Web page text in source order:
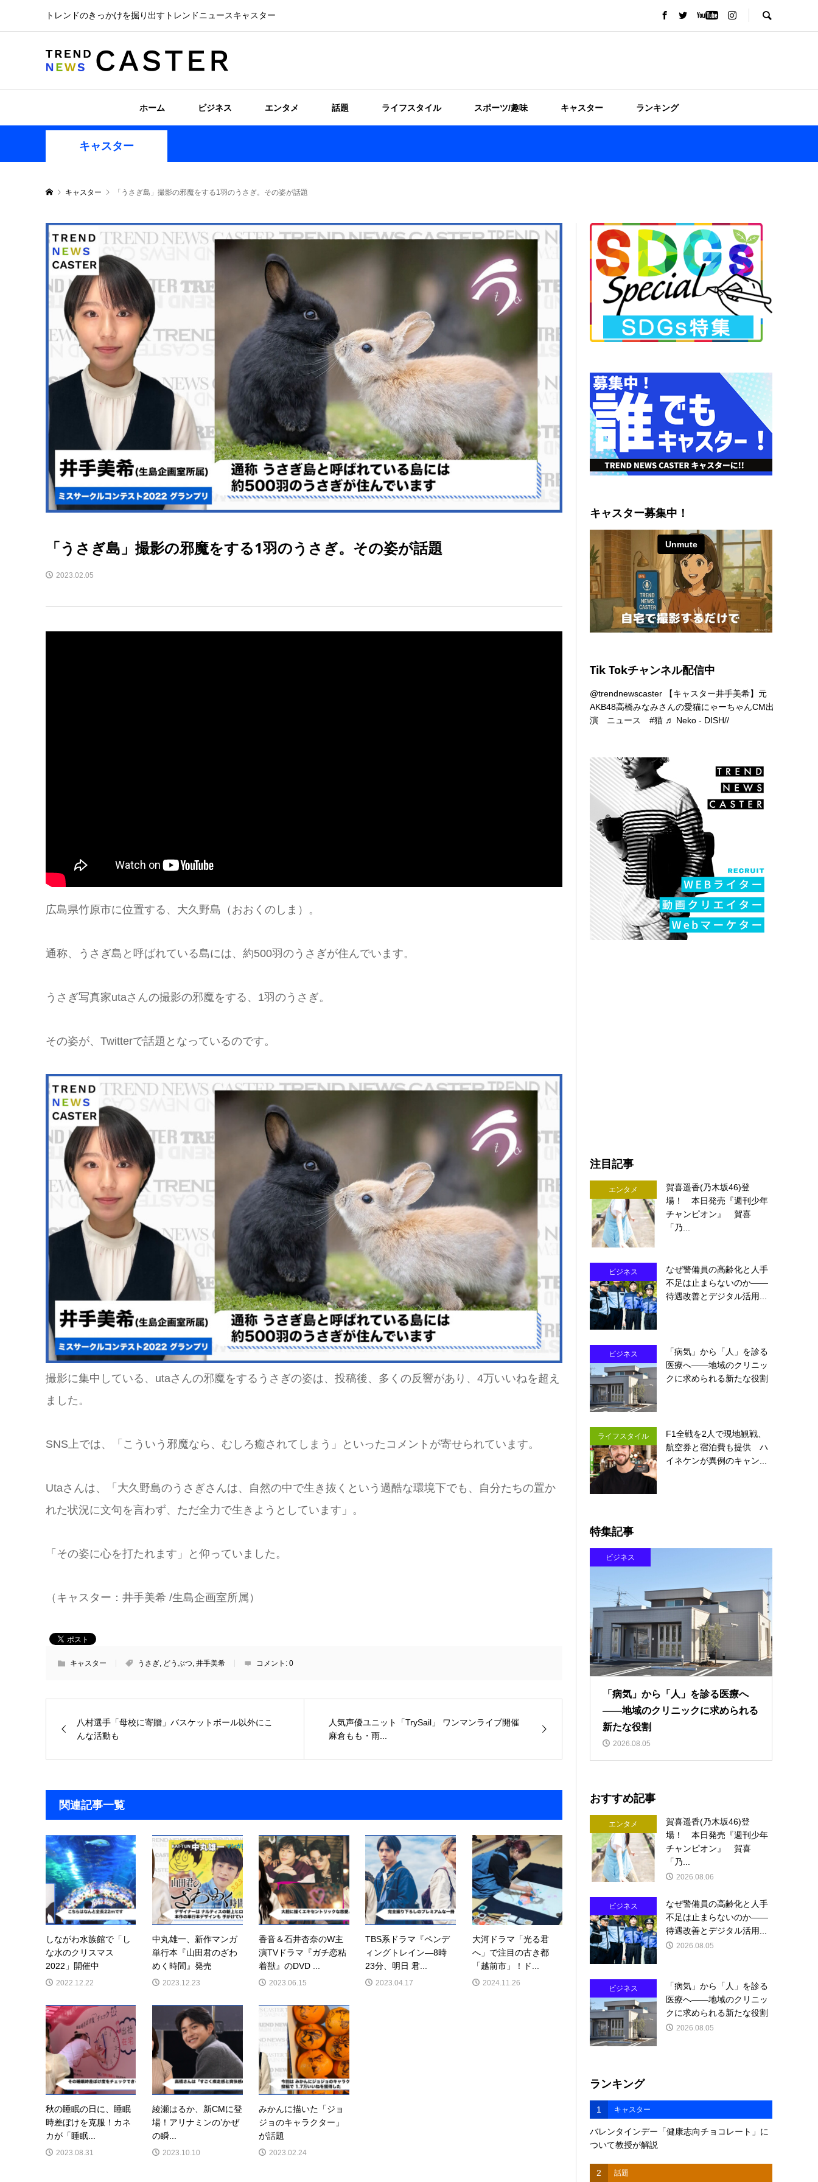
トレンドのきっかけを掘り出すトレンドニュースキャスター
ホーム ビジネス エンタメ 話題 ライフスタイル スポーツ/趣味 キャスター ランキング
キャスター
キャスター 「うさぎ島」撮影の邪魔をする1羽のうさぎ。その姿が話題
「うさぎ島」撮影の邪魔をする1羽のうさぎ。その姿が話題
2023.02.05
広島県竹原市に位置する、大久野島（おおくのしま）。
通称、うさぎ島と呼ばれている島には、約500羽のうさぎが住んでいます。
うさぎ写真家utaさんの撮影の邪魔をする、1羽のうさぎ。
その姿が、Twitterで話題となっているのです。
撮影に集中している、utaさんの邪魔をするうさぎの姿は、投稿後、多くの反響があり、4万いいねを超え
ました。
SNS上では、「こういう邪魔なら、むしろ癒されてしまう」といったコメントが寄せられています。
Utaさんは、「大久野島のうさぎさんは、自然の中で生き抜くという過酷な環境下でも、自分たちの置か
れた状況に文句を言わず、ただ全力で生きようとしています」。
「その姿に心を打たれます」と仰っていました。
（キャスター：井手美希 /生島企画室所属）
キャスター うさぎ, どうぶつ 井手美希 コメント: 0
八村選手「母校に寄贈」バスケットボール以外にこ
んな活動も
人気声優ユニット「TrySail」 ワンマンライブ開催
麻倉もも・雨...
関連記事一覧
しながわ水族館で「し
な水のクリスマス
2022」開催中
2022.12.22
中丸雄一、新作マンガ
単行本『山田君のざわ
めく時間』発売
2023.12.23
香音＆石井杏奈のW主
演TVドラマ『ガチ恋粘
着獣』のDVD ...
2023.06.15
TBS系ドラマ『ペンデ
ィングトレイン―8時
23分、明日 君...
2023.04.17
大河ドラマ「光る君
へ」で注目の古き都
「越前市」！ド...
2024.11.26
秋の睡眠の日に、睡眠
時差ぼけを克服！カネ
カが「睡眠...
2023.08.31
綾瀬はるか、新CMに登
場！アリナミンの’かぜ
の瞬...
2023.10.10
みかんに描いた「ジョ
ジョのキャラクター」
が話題
2023.02.24
キャスター募集中！
Tik Tokチャンネル配信中
@trendnewscaster 【キャスター井手美希】元
AKB48高橋みなみさんの愛猫にゃーちゃんCM出
演 ニュース#猫 ♬ Neko - DISH//
注目記事
エンタメ
賀喜遥香(乃木坂46)登
場！ 本日発売『週刊少年
チャンピオン』 賀喜
「乃...
ビジネス
なぜ警備員の高齢化と人手
不足は止まらないのか――
待遇改善とデジタル活用...
ビジネス
「病気」から「人」を診る
医療へ――地域のクリニッ
クに求められる新たな役割
ライフスタイル
F1全戦を2人で現地観戦、
航空券と宿泊費も提供 ハ
イネケンが異例のキャン...
特集記事
ビジネス
「病気」から「人」を診る医療へ
――地域のクリニックに求められる
新たな役割
2026.08.05
おすすめ記事
エンタメ
賀喜遥香(乃木坂46)登
場！ 本日発売『週刊少年
チャンピオン』 賀喜
「乃...
2026.08.06
ビジネス
なぜ警備員の高齢化と人手
不足は止まらないのか――
待遇改善とデジタル活用...
2026.08.05
ビジネス
「病気」から「人」を診る
医療へ――地域のクリニッ
クに求められる新たな役割
2026.08.05
ランキング
1 キャスター
バレンタインデー「健康志向チョコレート」に
ついて教授が解説
2 話題